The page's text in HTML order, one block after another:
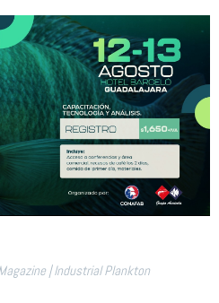
| Industrial Plankton